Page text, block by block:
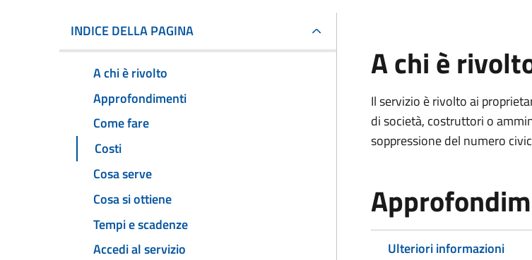
INDICE DELLA PAGINA
A chi è rivolto
Approfondimenti
Come fare
Costi
Cosa serve
Cosa si ottiene
Tempi e scadenze
Accedi al servizio
A chi è
Il servizio è rivolto ai
di società, costruttori o
soppressione del numero
Ulteriori informazioni